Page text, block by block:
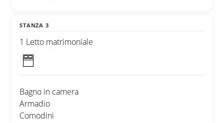
STANZA 3
1 Letto matrimoniale
Bagno in camera
Armadio
Comodini